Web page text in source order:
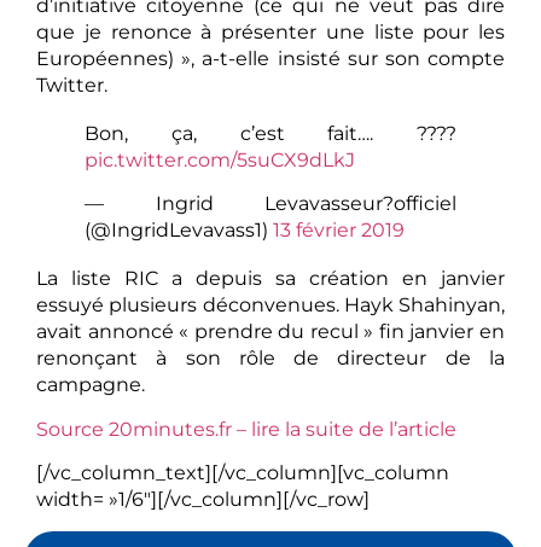
d’initiative citoyenne (ce qui ne veut pas dire
que je renonce à présenter une liste pour les
Européennes) », a-t-elle insisté sur son compte
Twitter.
Bon, ça, c’est fait…. ??‍??
pic.twitter.com/5suCX9dLkJ
— Ingrid Levavasseur?officiel
(@IngridLevavass1) 13 février 2019
La liste RIC a depuis sa création en janvier
essuyé plusieurs déconvenues. Hayk Shahinyan,
avait annoncé « prendre du recul » fin janvier en
renonçant à son rôle de directeur de la
campagne.
Source 20minutes.fr – lire la suite de l’article
[/vc_column_text][/vc_column][vc_column
width= »1/6″][/vc_column][/vc_row]